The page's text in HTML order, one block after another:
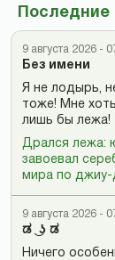
9 августа 2026 -
Без имени
Я не лодырь,
тоже! Мне
лишь бы лежа!
Дрался лежа:
завоевал
мира по джиу-
9 августа 2026 -
ಡ ͜ ʖ ಡ
Ничего